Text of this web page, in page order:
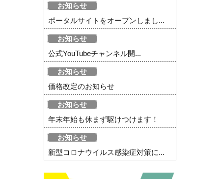
お知らせ
ポータルサイトをオープンしまし...
お知らせ
公式YouTubeチャンネル開...
お知らせ
価格改定のお知らせ
お知らせ
年末年始も休まず駆けつけます！
お知らせ
新型コロナウイルス感染症対策に...